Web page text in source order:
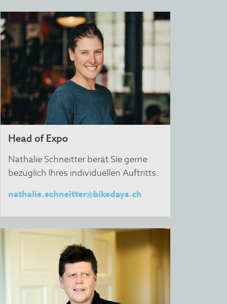
Head of Expo
Nathalie Schneitter berät Sie gerne
bezüglich Ihres individuellen Auftritts.
nathalie.schneitter@bikedays.ch